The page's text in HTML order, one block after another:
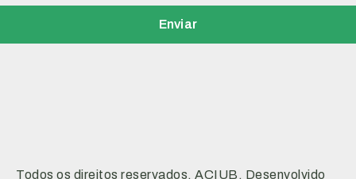
Enviar
Todos os direitos reservados. ACIUB. Desenvolvido